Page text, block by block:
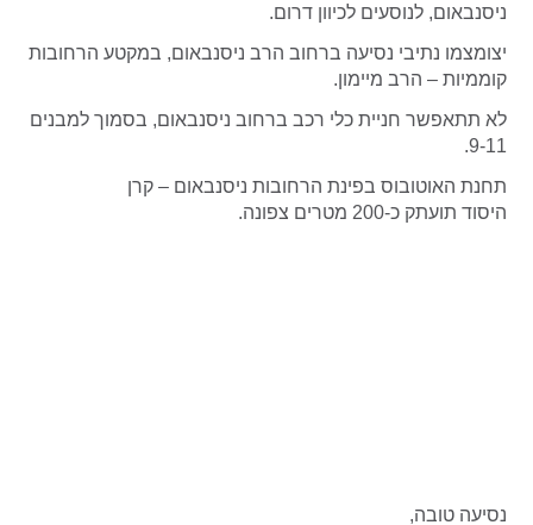
ניסנבאום, לנוסעים לכיוון דרום.
יצומצמו נתיבי נסיעה ברחוב הרב ניסנבאום, במקטע הרחובות
קוממיות – הרב מיימון.
לא תתאפשר חניית כלי רכב ברחוב ניסנבאום, בסמוך למבנים
9-11.
תחנת האוטובוס בפינת הרחובות ניסנבאום – קרן
היסוד תועתק כ-200 מטרים צפונה.
נסיעה טובה,